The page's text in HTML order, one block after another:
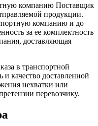
компанию Поставщик
продукции.
компанию и до
за ее комплектность
доставляющая
в транспортной
и качество доставленной
нехватки или
перевозчику.